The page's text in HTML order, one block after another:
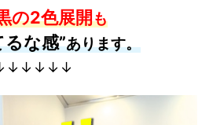
の2色展開も
な感”あります。